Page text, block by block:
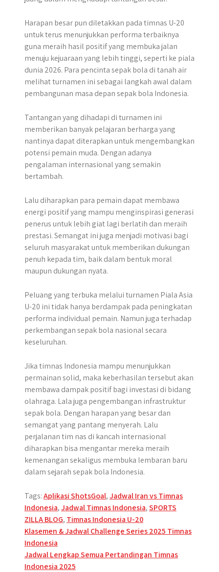
​Harapan besar pun diletakkan pada timnas U-20
untuk terus menunjukkan performa terbaiknya
guna meraih hasil positif yang membuka jalan
menuju kejuaraan yang lebih tinggi, seperti ke piala
dunia 2026.​ Para pencinta sepak bola di tanah air
melihat turnamen ini sebagai langkah awal dalam
pembangunan masa depan sepak bola Indonesia.
Tantangan yang dihadapi di turnamen ini
memberikan banyak pelajaran berharga yang
nantinya dapat diterapkan untuk mengembangkan
potensi pemain muda. Dengan adanya
pengalaman internasional yang semakin
bertambah.
Lalu diharapkan para pemain dapat membawa
energi positif yang mampu menginspirasi generasi
penerus untuk lebih giat lagi berlatih dan meraih
prestasi. Semangat ini juga menjadi motivasi bagi
seluruh masyarakat untuk memberikan dukungan
penuh kepada tim, baik dalam bentuk moral
maupun dukungan nyata.
Peluang yang terbuka melalui turnamen Piala Asia
U-20 ini tidak hanya berdampak pada peningkatan
performa individual pemain. Namun juga terhadap
perkembangan sepak bola nasional secara
keseluruhan.
Jika timnas Indonesia mampu menunjukkan
permainan solid, maka keberhasilan tersebut akan
membawa dampak positif bagi investasi di bidang
olahraga. Lala juga pengembangan infrastruktur
sepak bola. Dengan harapan yang besar dan
semangat yang pantang menyerah. Lalu
perjalanan tim nas di kancah internasional
diharapkan bisa mengantar mereka meraih
kemenangan sekaligus membuka lembaran baru
dalam sejarah sepak bola Indonesia.
Tags:Aplikasi ShotsGoal,Jadwal Iran vs Timnas
Indonesia,Jadwal Timnas Indonesia,SPORTS
ZILLA BLOG, Timnas Indonesia U-20
Post
navigation
Klasemen & Jadwal Challenge Series 2025 Timnas
Indonesia
Jadwal Lengkap Semua Pertandingan Timnas
Indonesia 2025